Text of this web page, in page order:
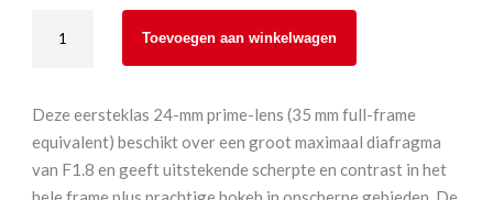
SEL24F18Z
T*
24mm
F1.8
Toevoegen aan winkelwagen
Deze eersteklas 24-mm prime-lens (35 mm full-frame
equivalent) beschikt over een groot maximaal diafragma
van F1.8 en geeft uitstekende scherpte en contrast in het